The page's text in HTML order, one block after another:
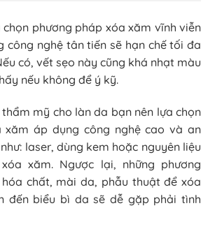
chọn phương pháp xóa xăm vĩnh viễn
công nghệ tân tiến sẽ hạn chế tối đa
có, vết sẹo này cũng khá nhạt màu
nếu không để ý kỹ.
mỹ cho làn da bạn nên lựa chọn
xăm áp dụng công nghệ cao và an
laser, dùng kem hoặc nguyên liệu
xăm. Ngược lại, những phương
hóa chất, mài da, phẫu thuật để xóa
đến biểu bì da sẽ dễ gặp phải tình